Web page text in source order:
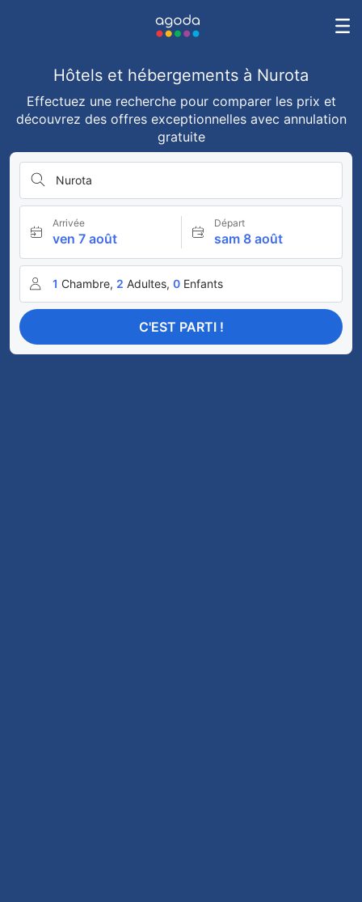
Hôtels et hébergements à Nurota
Effectuez une recherche pour comparer les prix et
découvrez des offres exceptionnelles avec annulation
gratuite
Nurota
Arrivée
ven 7 août
Départ
sam 8 août
1 Chambre, 2 Adultes, 0 Enfants
C'EST PARTI !